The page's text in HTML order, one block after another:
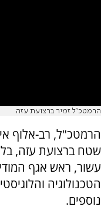
הרמטכ"ל זמיר ברצועת עזה
הרמטכ"ל, רב-אלוף
שטח ברצועת עזה,
עשור, ראש אגף
הטכנולוגיה
נוספים.